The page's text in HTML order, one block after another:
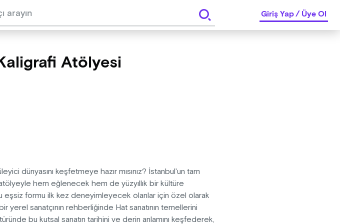
Giriş Yap/Üye Ol
Atölyesi
dünyasını keşfetmeye hazır mısınız? İstanbul'un tam
hem eğlenecek hem de yüzyıllık bir kültüre
eşsiz formu ilk kez deneyimleyecek olanlar için özel olarak
yerel sanatçının rehberliğinde Hat sanatının temellerini
bu kutsal sanatın tarihini ve derin anlamını keşfederek,